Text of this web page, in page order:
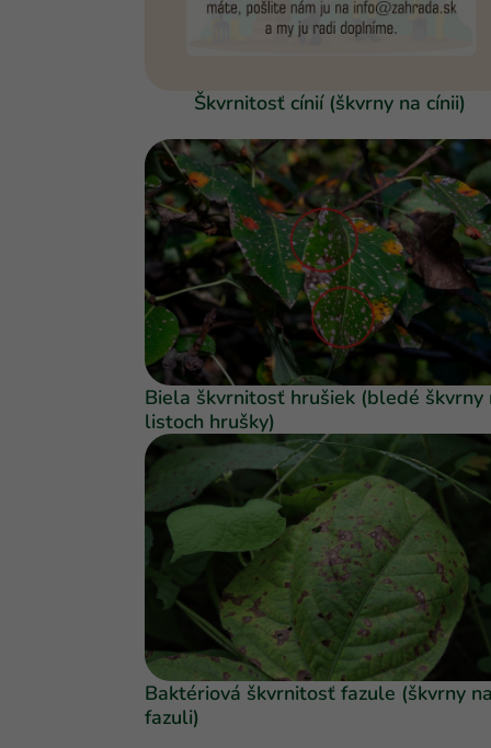
Škvrnitosť cínií (škvrny na cínii)
Biela škvrnitosť hrušiek (bledé škvrny
listoch hrušky)
Baktériová škvrnitosť fazule (škvrny na
fazuli)